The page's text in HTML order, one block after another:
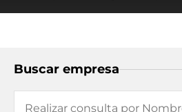
Buscar empresa